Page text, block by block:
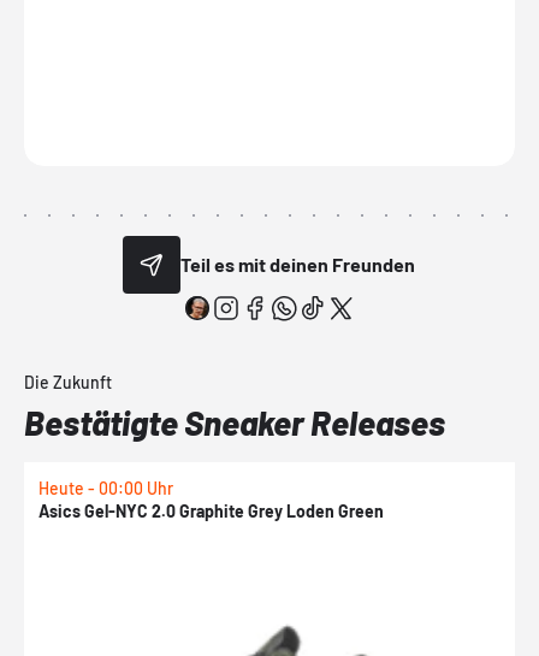
Teil es mit deinen Freunden
Die Zukunft
Bestätigte Sneaker Releases
Heute - 00:00 Uhr
Asics Gel-NYC 2.0 Graphite Grey Loden Green